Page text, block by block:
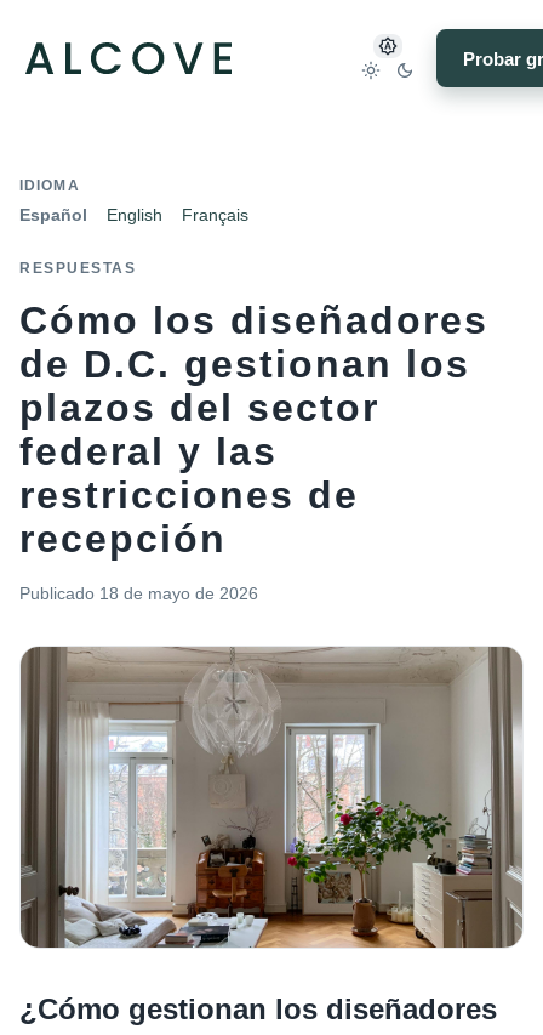
Probar
IDIOMA
Español English Français
RESPUESTAS
Cómo los diseñadores
de D.C. gestionan los
plazos del sector
federal y las
restricciones de
recepción
Publicado 18 de mayo de 2026
¿Cómo gestionan los diseñadores